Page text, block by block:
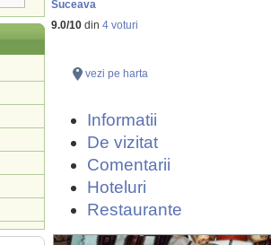
Suceava
9.0/10 din 4 voturi
vezi pe harta
Informatii
De vizitat
Comentarii
Hoteluri
Restaurante